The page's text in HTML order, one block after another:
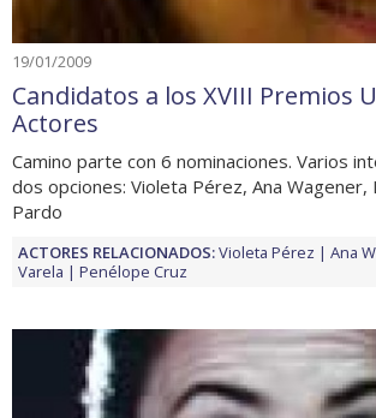
19/01/2009
Candidatos a los XVIII Premios
Actores
Camino parte con 6 nominaciones. Varios
dos opciones: Violeta Pérez, Ana Wagener,
Pardo
ACTORES RELACIONADOS:Violeta Pérez Ana
Varela
Penélope Cruz